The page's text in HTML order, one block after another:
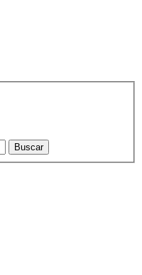
Buscar